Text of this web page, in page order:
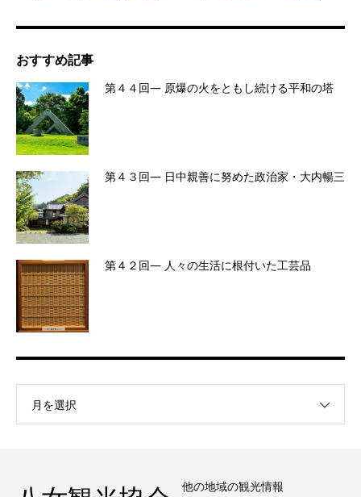
おすすめ記事
第４４回― 原爆の火をともし続ける平和の塔
第４３回― 日中親善に努めた政治家・大内暢三
第４２回― 人々の生活に根付いた工芸品
月を選択
他の地域の観光情報